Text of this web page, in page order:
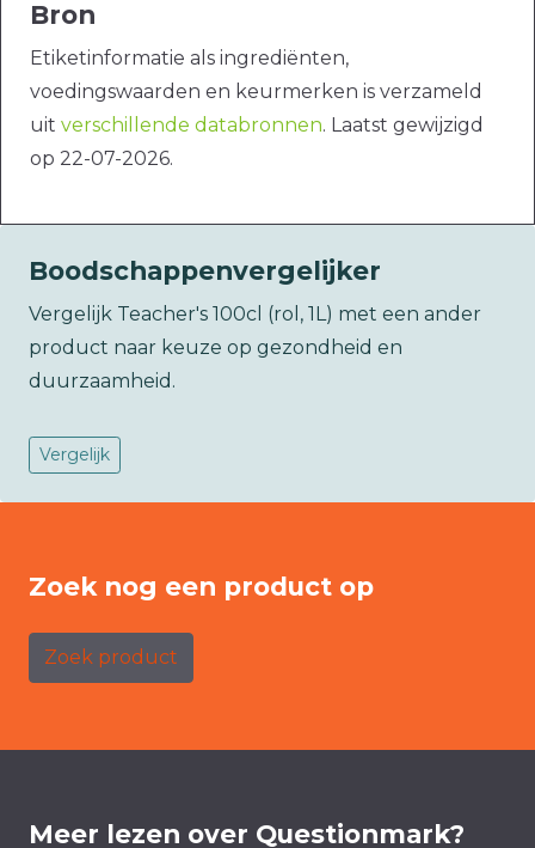
Bron
Etiketinformatie als ingrediënten,
voedingswaarden en keurmerken is verzameld
uit verschillende databronnen. Laatst gewijzigd
op 22-07-2026.
Boodschappenvergelijker
Vergelijk Teacher's 100cl (rol, 1L) met een ander
product naar keuze op gezondheid en
duurzaamheid.
Vergelijk
Zoek nog een product op
Zoek product
Meer lezen over Questionmark?